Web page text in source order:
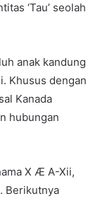
‘Tau’ seolah
anak kandung
Khusus dengan
Kanada
hubungan
X Æ A-Xii,
Berikutnya